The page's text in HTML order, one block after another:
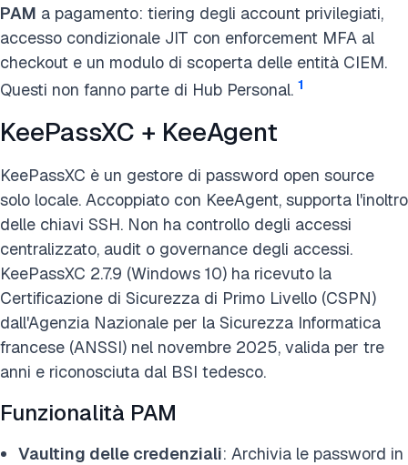
PAM a pagamento: tiering degli account privilegiati,
accesso condizionale JIT con enforcement MFA al
checkout e un modulo di scoperta delle entità CIEM.
Questi non fanno parte di Hub Personal. 1
KeePassXC + KeeAgent
KeePassXC è un gestore di password open source
solo locale. Accoppiato con KeeAgent, supporta l'inoltro
delle chiavi SSH. Non ha controllo degli accessi
centralizzato, audit o governance degli accessi.
KeePassXC 2.7.9 (Windows 10) ha ricevuto la
Certificazione di Sicurezza di Primo Livello (CSPN)
dall'Agenzia Nazionale per la Sicurezza Informatica
francese (ANSSI) nel novembre 2025, valida per tre
anni e riconosciuta dal BSI tedesco.
Funzionalità PAM
Vaulting delle credenziali: Archivia le password in